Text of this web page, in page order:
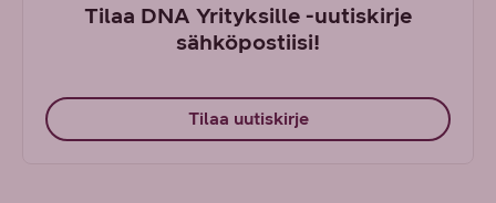
Tilaa DNA Yrityksille -uutiskirje
sähköpostiisi!
Tilaa uutiskirje